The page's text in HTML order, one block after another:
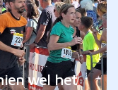
wel het